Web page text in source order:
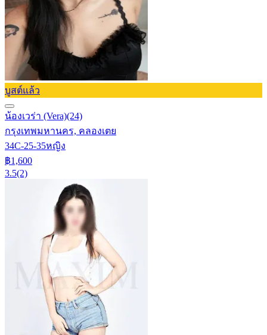
บูสต์แล้ว
น้องเวร่า (Vera)(24)
กรุงเทพมหานคร, คลองเตย
34C-25-35หญิง
฿1,600
3.5(2)